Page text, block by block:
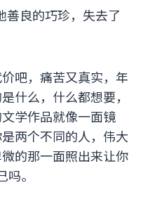
善良的巧珍，失去了
吧，痛苦又真实，年
什么，什么都想要，
学作品就像一面镜
两个不同的人，伟大
的那一面照出来让你
。